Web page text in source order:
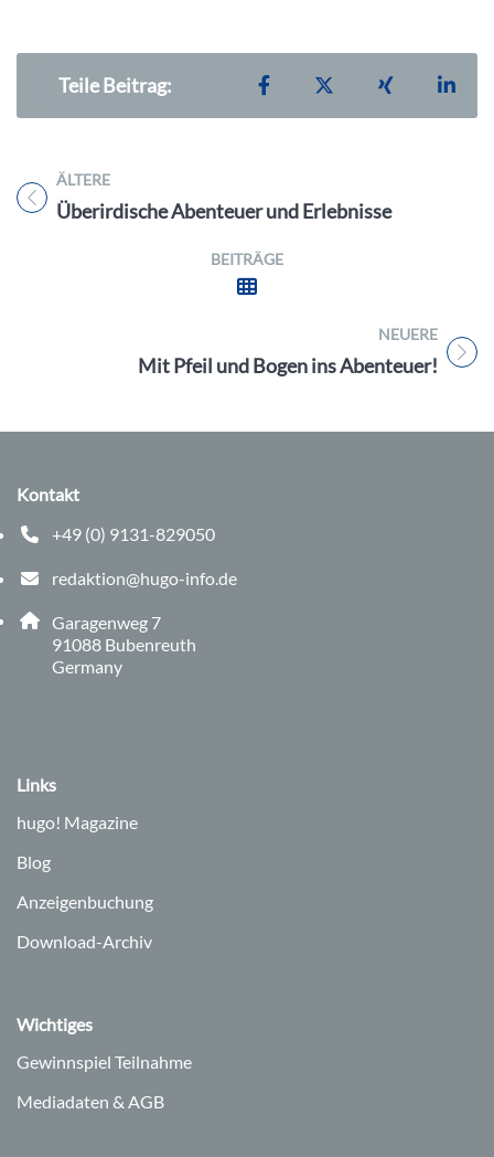
Teile Beitrag: Teilen auf Facebook
Teilen auf XTeilen auf
ÄLTERE
Titel für Beitrag
Überirdische Abenteuer und Erlebnisse
BEITRÄGE
NEUERE
Titel für Beitrag
Mit Pfeil und Bogen ins Abenteuer!
Kontakt
+49 (0) 9131-829050
Telefonnummer: 0 9 1 3 1 8 2 9 0 5 0
redaktion@hugo-info.de
E-Mail Adresse: redaktion@hugo-info.de
Adresse:
Garagenweg 7
91088 , 9 1 0 8 8
Bubenreuth
Germany
Links
hugo! Magazine
Blog
Anzeigenbuchung
Download-Archiv
Wichtiges
Gewinnspiel Teilnahme
Mediadaten & AGB